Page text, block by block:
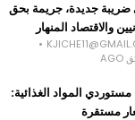
ضريبة جديدة، جريمة بحق
والاقتصاد المنهار
مستوردي المواد الغذائية:
مستقرة